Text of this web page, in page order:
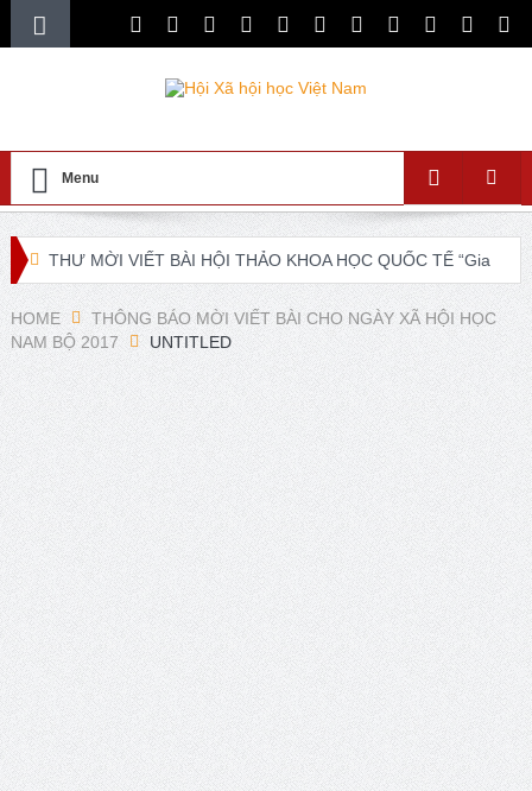
Menu
THƯ MỜI VIẾT BÀI HỘI THẢO KHOA HỌC QUỐC TẾ “Gia
đình Châu Á trong bối cảnh hội nhập quốc tế và chuyển đổi
số”
XXI ISA World Congress of Sociology Global Sociology in
Turbulent Times July 4 – 10, 2027
Lễ ra mắt Chi hội xã hội học giáo dục và Tọa đàm khoa
học “Các vấn đề nổi bật trong nghiên cứu về xã hội học giáo
dục”.
Young People’s (Self-)Positioning in the World:
Subjectivities, Discourses, and Inequalities
Presidential Corner – Geoffrey Pleyers ISA President 2023-
2027
HOME
THÔNG BÁO MỜI VIẾT BÀI CHO NGÀY XÃ HỘI HỌC
NAM BỘ 2017
UNTITLED